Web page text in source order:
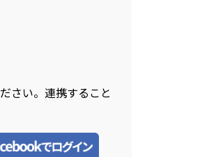
さい。連携すること